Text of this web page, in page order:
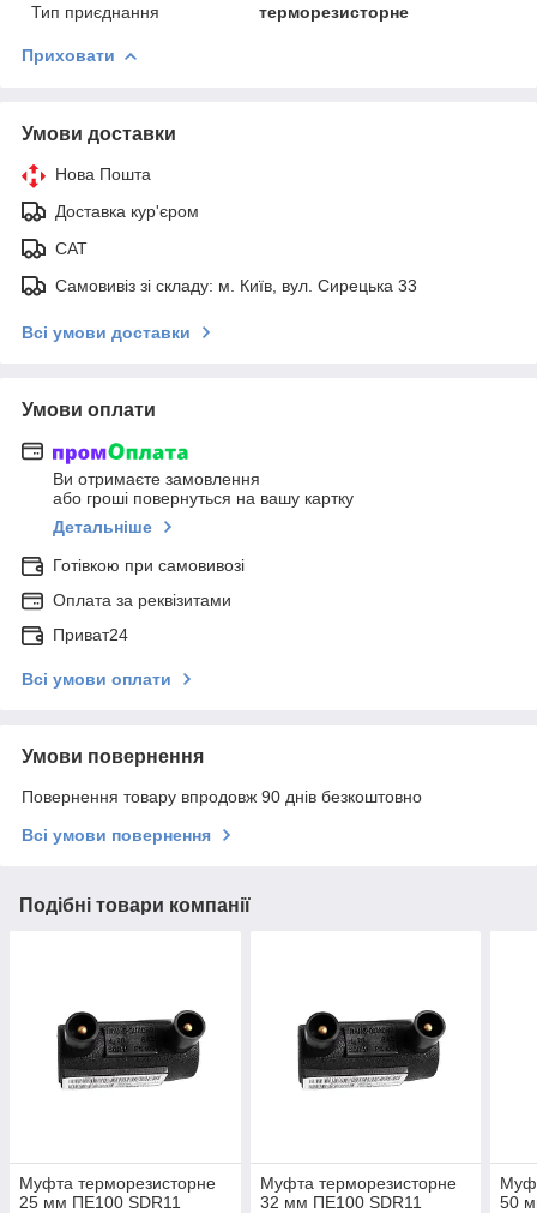
Тип приєднання
терморезисторне
Приховати
Умови доставки
Нова Пошта
Доставка кур'єром
САТ
Самовивіз зі складу: м. Київ, вул. Сирецька 33
Всі умови доставки
Умови оплати
Ви отримаєте замовлення
або гроші повернуться на вашу картку
Детальніше
Готівкою при самовивозі
Оплата за реквізитами
Приват24
Всі умови оплати
Умови повернення
Повернення товару впродовж 90 днів безкоштовно
Всі умови повернення
Подібні товари компанії
Муфта терморезисторне
25 мм ПЕ100 SDR11
Муфта терморезисторне
32 мм ПЕ100 SDR11
50